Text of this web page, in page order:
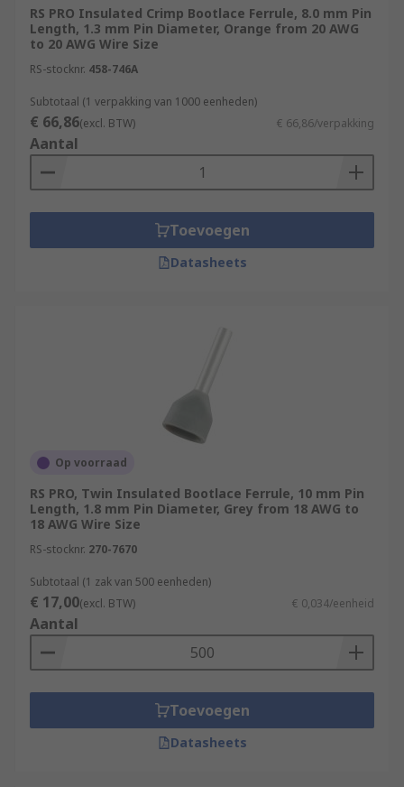
RS PRO Insulated Crimp Bootlace Ferrule, 8.0 mm Pin
Length, 1.3 mm Pin Diameter, Orange from 20 AWG
to 20 AWG Wire Size
RS-stocknr. 458-746A
Subtotaal (1 verpakking van 1000 eenheden)
€ 66,86(excl. BTW) € 66,86/verpakking
Aantal
Toevoegen
Datasheets
Op voorraad
RS PRO, Twin Insulated Bootlace Ferrule, 10 mm Pin
Length, 1.8 mm Pin Diameter, Grey from 18 AWG to
18 AWG Wire Size
RS-stocknr. 270-7670
Subtotaal (1 zak van 500 eenheden)
€ 17,00(excl. BTW) € 0,034/eenheid
Aantal
Toevoegen
Datasheets